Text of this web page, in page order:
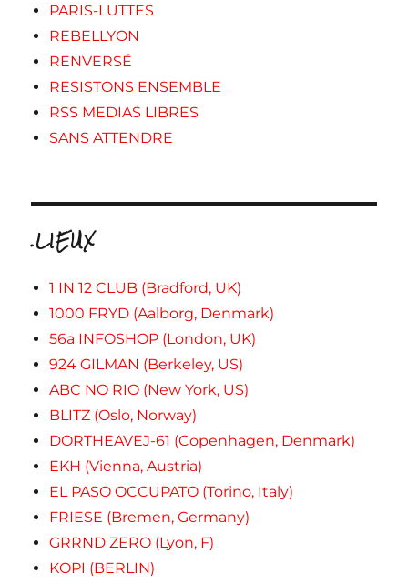
PARIS-LUTTES
REBELLYON
RENVERSÉ
RESISTONS ENSEMBLE
RSS MEDIAS LIBRES
SANS ATTENDRE
.LIEUX
1 IN 12 CLUB (Bradford, UK)
1000 FRYD (Aalborg, Denmark)
56a INFOSHOP (London, UK)
924 GILMAN (Berkeley, US)
ABC NO RIO (New York, US)
BLITZ (Oslo, Norway)
DORTHEAVEJ-61 (Copenhagen, Denmark)
EKH (Vienna, Austria)
EL PASO OCCUPATO (Torino, Italy)
FRIESE (Bremen, Germany)
GRRND ZERO (Lyon, F)
KOPI (BERLIN)